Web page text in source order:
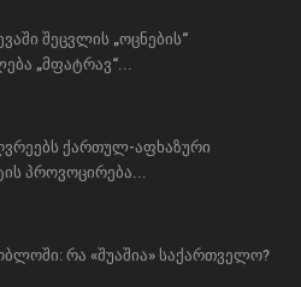
შეცვლის „ოცნების“
„მფატრავ“...
ქართულ-აფხაზური
პროვოცირება...
რა «შუაშია» საქართველო?